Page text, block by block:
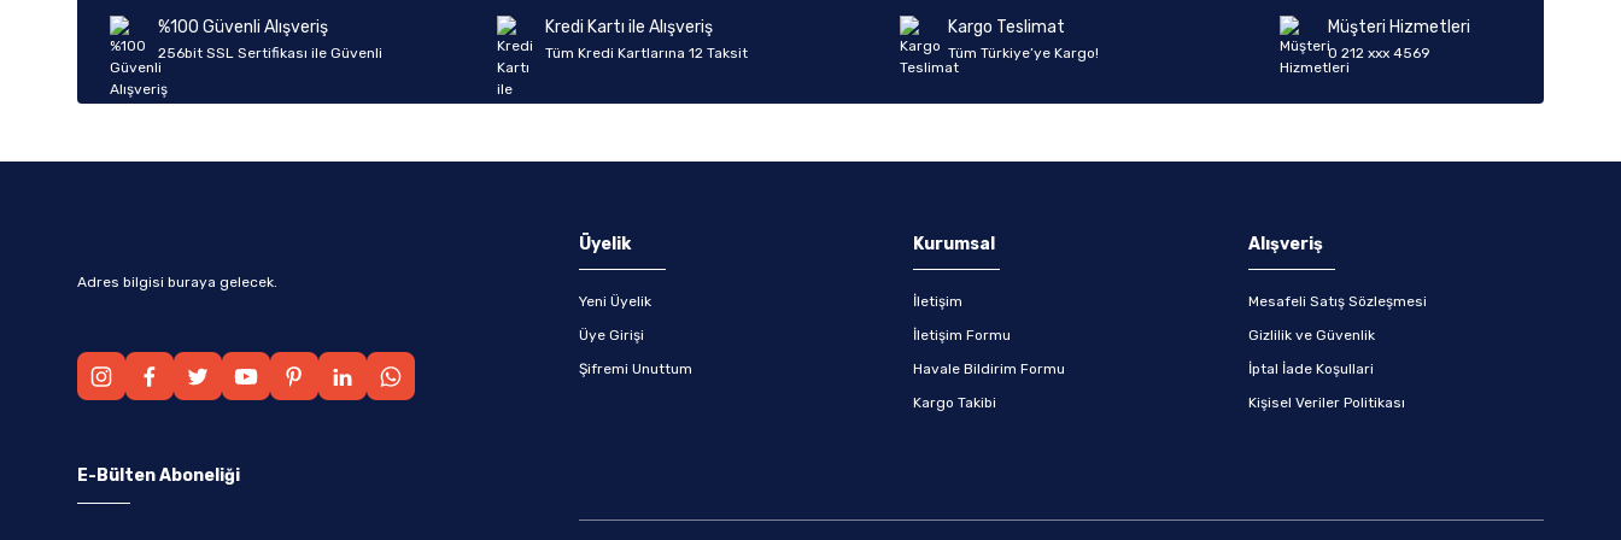
Ürün fiyatı diğer sitelerden daha pahalı.
Bu ürüne benzer farklı alternatifler olmalı.
%100 Güvenli Alışveriş
256bit SSL Sertifikası ile Güvenli
Kredi Kartı ile Alışveriş
Tüm Kredi Kartlarına 12 Taksit
Kargo Teslimat
Tüm Türkiye’ye Kargo!
Müşteri Hizmetleri
0 212 xxx 4569
Adres bilgisi buraya gelecek.
Üyelik
Yeni Üyelik
Üye Girişi
Şifremi Unuttum
Kurumsal
İletişim
İletişim Formu
Havale Bildirim Formu
Kargo Takibi
Alışveriş
Mesafeli Satış Sözleşmesi
Gizlilik ve Güvenlik
İptal İade Koşullari
Kişisel Veriler Politikası
E-Bülten Aboneliği